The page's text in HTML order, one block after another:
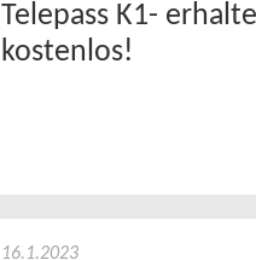
Telepass K1-
kostenlos!
16.1.2023